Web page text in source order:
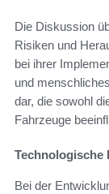
Die Diskussion
Risiken und
bei ihrer
und
dar, die sowohl
Fahrzeuge
Technologische
Bei der